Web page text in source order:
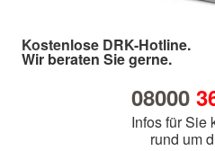
Kostenlose DRK-Hotline.
Wir beraten Sie gerne.
08000
Infos für Sie
rund um